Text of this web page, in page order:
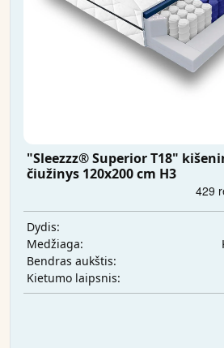
"Sleezzz® Superior T18"
čiužinys 120x200 cm H3
Dydis:
Medžiaga:
Bendras aukštis:
Kietumo laipsnis: